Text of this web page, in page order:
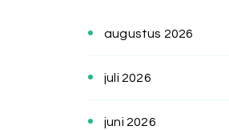
augustus 2026
juli 2026
juni 2026